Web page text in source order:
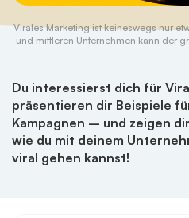
Virales Marketing ist keineswegs nur
und mittleren Unternehmen kann der
Du interessierst dich für
präsentieren dir Beispiele
Kampagnen – und zeigen
wie du mit deinem
viral gehen kannst!